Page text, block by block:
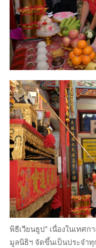
พิธีเวียนธูป” เนื่องในเทศ
มูลนิธิฯ จัดขึ้นเป็นประจำ